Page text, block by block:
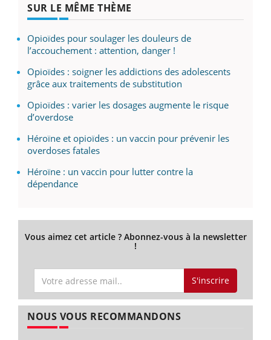
SUR LE MÊME THÈME
Opioïdes pour soulager les douleurs de
l’accouchement : attention, danger !
Opioïdes : soigner les addictions des adolescents
grâce aux traitements de substitution
Opioïdes : varier les dosages augmente le risque
d’overdose
Héroïne et opioïdes : un vaccin pour prévenir les
overdoses fatales
Héroïne : un vaccin pour lutter contre la
dépendance
Vous aimez cet article ? Abonnez-vous à la newsletter
!
S'inscrire
NOUS VOUS RECOMMANDONS